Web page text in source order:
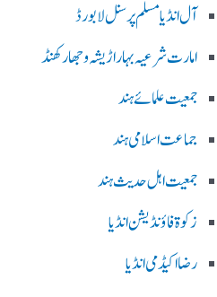
آل انڈیا مسلم پرسنل لا بورڈ
امارت شرعیہ بہار اڑیشہ و جھارکھنڈ
جمعیت علمائے ہند
جماعت اسلامی ہند
جمعیت اہل حدیث ہند
زکوۃ فاؤنڈیشن انڈیا
رضا اکیڈمی انڈیا